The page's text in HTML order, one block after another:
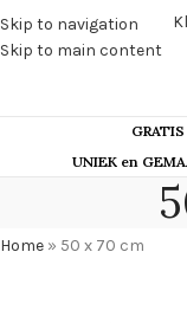
Skip to navigation
Skip to main content
UNIEK en
Home » 50 x 70 cm